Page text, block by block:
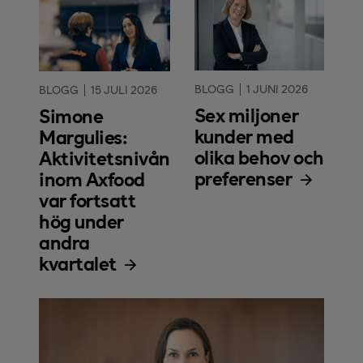
BLOGG 15 JULI 2026
Simone
Margulies:
Aktivitetsnivån
inom Axfood
var fortsatt
hög under
andra
kvartalet
BLOGG 1 JUNI 2026
Sex miljoner
kunder med
olika behov och
preferenser